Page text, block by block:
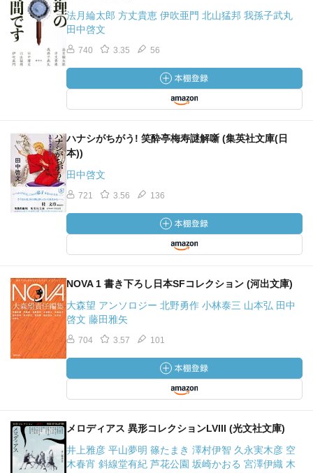
法月綸太郎 方丈貴恵 伊吹亜門 北山猛邦 我孫子武丸
田中啓文
740 3.35 56
ハナシがちがう! 笑酔亭梅寿謎解噺 (集英社文庫(日
本))
田中啓文
721 3.56 136
NOVA 1 書き下ろし日本SFコレクション (河出文庫)
大森望 アンソロジー 北野勇作 小林泰三 山本弘 田中
啓文 藤田雅矢
704 3.57 101
メロディアス 異形コレクションLVIII (光文社文庫)
井上雅彦 平山夢明 篠たまき 澤村伊智 久永実木彦 空
木春宵 斜線堂有紀 芦花公園 坂崎かおる 宮澤伊織 木